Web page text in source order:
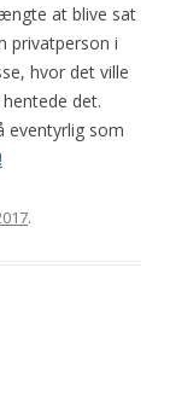
at blive sat
privatperson i
hvor det ville
det.
eventyrlig som
.